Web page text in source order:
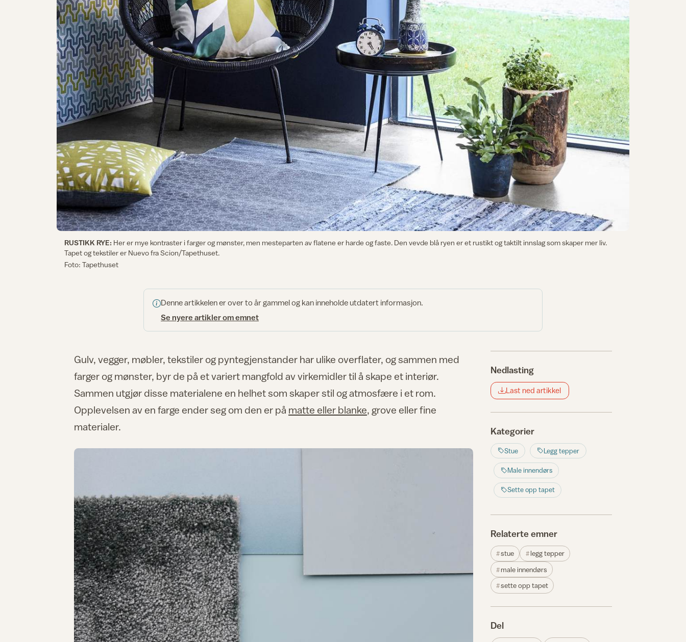
RUSTIKK RYE: Her er mye kontraster i farger og mønster, men mesteparten av flatene er harde og faste. Den vevde blå ryen er et rustikt og taktilt innslag som skaper mer liv.
Tapet og tekstiler er Nuevo fra Scion/Tapethuset.
Foto: Tapethuset
Denne artikkelen er over to år gammel og kan inneholde utdatert informasjon.
Se nyere artikler om emnet
Gulv, vegger, møbler, tekstiler og pyntegjenstander har ulike overflater, og sammen med
farger og mønster, byr de på et variert mangfold av virkemidler til å skape et interiør.
Sammen utgjør disse materialene en helhet som skaper stil og atmosfære i et rom.
Opplevelsen av en farge ender seg om den er på matte eller blanke, grove eller fine
materialer.
Nedlasting
Last ned artikkel
Kategorier
Stue Legg tepper
Male innendørs
Sette opp tapet
Relaterte emner
stue
legg tepper
male innendørs
sette opp tapet
Del